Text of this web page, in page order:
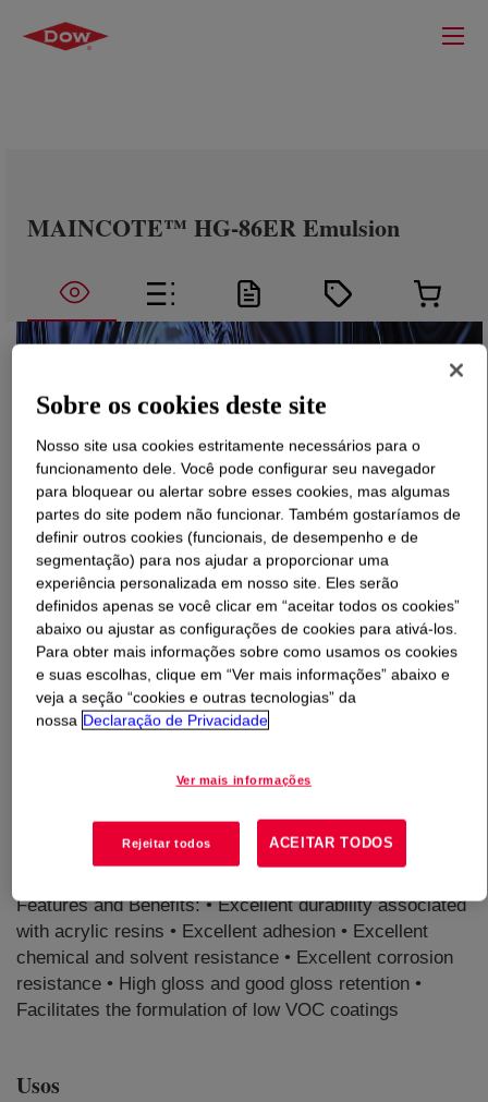
MAINCOTE™ HG-86ER Emulsion
O que éMAINCOTE™ HG-86ER Emulsion?
Waterborne acrylic polymer for high performance, high-
gloss and direct-to-metal (DTM) coatings. It offers
formulators with a package of performance benefits that
facilitates the formulation of coatings for industrial
maintenance and transportation applications. Facilitates
the formulation of primers, mid-coats, topcoats and
MAINCOTE HG-86 Acrylic Resin offer an excellent
resistance, gloss, gloss retention, and corrosion
resistance. The performance benefits are significantly
Features and Benefits: • Excellent durability associated
with acrylic resins • Excellent adhesion • Excellent
chemical and solvent resistance • Excellent corrosion
resistance • High gloss and good gloss retention •
Facilitates the formulation of low VOC coatings
Usos
Sobre os cookies deste site
Nosso site usa cookies estritamente necessários para o
funcionamento dele. Você pode configurar seu navegador
para bloquear ou alertar sobre esses cookies, mas algumas
partes do site podem não funcionar. Também gostaríamos de
definir outros cookies (funcionais, de desempenho e de
segmentação) para nos ajudar a proporcionar uma
experiência personalizada em nosso site. Eles serão
definidos apenas se você clicar em “aceitar todos os cookies”
abaixo ou ajustar as configurações de cookies para ativá-los.
Para obter mais informações sobre como usamos os cookies
e suas escolhas, clique em “Ver mais informações” abaixo e
veja a seção “cookies e outras tecnologias” da
nossa Declaração de Privacidade
Ver mais informações
Rejeitar todos ACEITAR TODOS